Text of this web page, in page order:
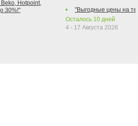
Hotpoint,
30%!"
"Выгодные цены на
Осталось 10 дней
4 - 17 Августа 2026